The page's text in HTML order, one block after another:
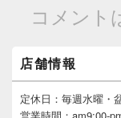
コメント
イ
ン
サ
イ
店舗情報
定休日：毎週水曜・